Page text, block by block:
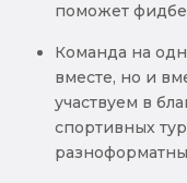
поможет
Команда на
вместе, но и
участвуем в
спортивных